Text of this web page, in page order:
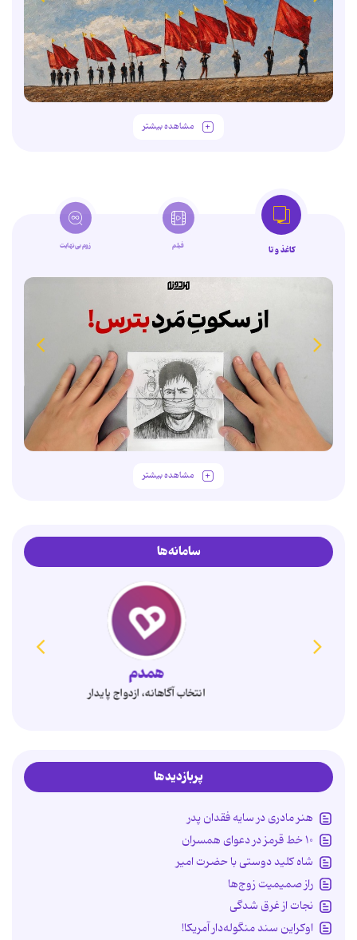
مشاهده بیشتر
کاغذ و تا فیلم زوم‌بی‌نهایت
مشاهده بیشتر
سامانه‌ها
همدم
انتخاب آگاهانه، ازدواج پایدار
پربازدیدها
هنر مادری در سایه‌ فقدان پدر
۱۰ خط قرمز در دعوای همسران
شاه کلید دوستی با حضرت امیر
راز صمیمیت زوج‌ها
نجات از غرق شدگی
اوکراین سند منگوله‌دار آمریکا!